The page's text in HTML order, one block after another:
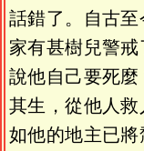
話錯了。自古至
家有甚樹兒警戒
說他自己要死
其生，從他人
如他的地主已